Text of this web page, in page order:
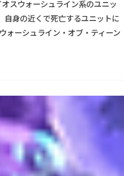
スウォーシュライン系のユニッ
自身の近くで死亡するユニットに
ォーシュライン・オブ・ティーン